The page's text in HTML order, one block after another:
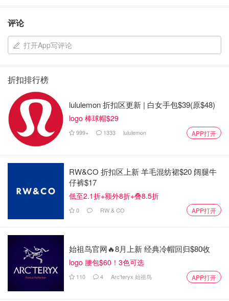
评论
打开App写评论
折扣排行榜
lululemon 折扣区更新 | 白女手包$39(原$48)
logo 棒球帽$29
999+ 1333 lululemon APP打开
RW&CO 折扣区上新 羊毛混纺裙$20 阔腿牛
仔裤$17
低至2.1折+额外8折+叠8.5折
0 RW & CO APP打开
始祖鸟官网🔥8月上新 经典冷帽回归$80收
logo 腰包$60！3色可选
110 4 Arc'teryx 始祖鸟 APP打开